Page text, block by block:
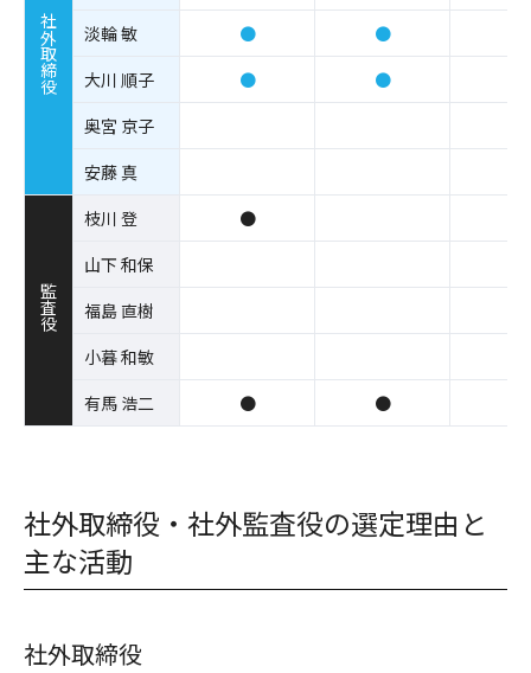
社外取締役
淡輪 敏
● ●
大川 順子
●
●
奥宮 京子
安藤 真
監査役
枝川 登 ●
山下 和保
福島 直樹
小暮 和敏
有馬 浩二
● ●
社外取締役・社外監査役の選定理由と
主な活動
社外取締役